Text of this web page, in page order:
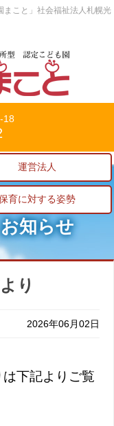
まこと」社会福祉法人札幌光
18
運営法人
育に対する姿勢
お知らせ
り
2026年06月02日
下記よりご覧